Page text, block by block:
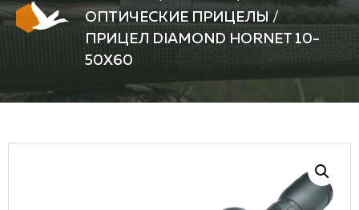
ОПТИЧЕСКИЕ ПРИЦЕЛЫ /
ПРИЦЕЛ DIAMOND HORNET 10-
50X60